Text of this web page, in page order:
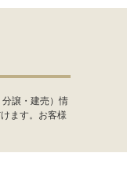
譲・建売）情
ます。お客様